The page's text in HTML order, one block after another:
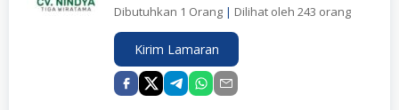
Dibutuhkan 1 Orang | Dilihat oleh 243 orang
Kirim Lamaran